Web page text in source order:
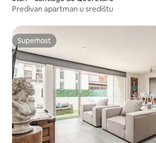
Predivan apartman u središtu
Superhost
Superhost